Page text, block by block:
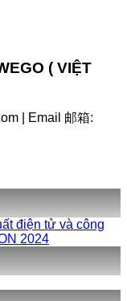
( VIỆT
| Email 邮箱:
điện tử và công
2024